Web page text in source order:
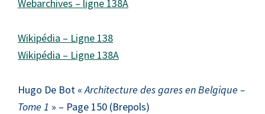
Webarchives – ligne 138A
Wikipédia – Ligne 138
Wikipédia – Ligne 138A
Hugo De Bot «Architecture des gares en Belgique –
Tome 1 » – Page 150 (Brepols)